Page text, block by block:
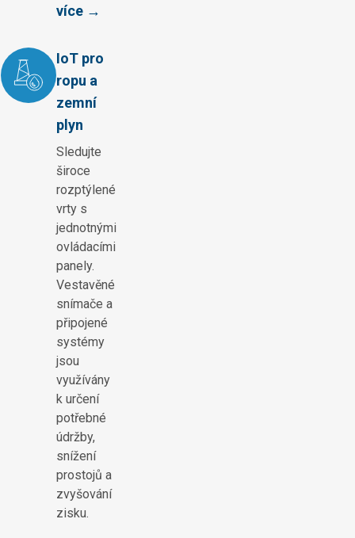
více →
IoT pro
ropu a
zemní
plyn
Sledujte
široce
rozptýlené
vrty s
jednotnými
ovládacími
panely.
Vestavěné
snímače a
připojené
systémy
jsou
využívány
k určení
potřebné
údržby,
snížení
prostojů a
zvyšování
zisku.